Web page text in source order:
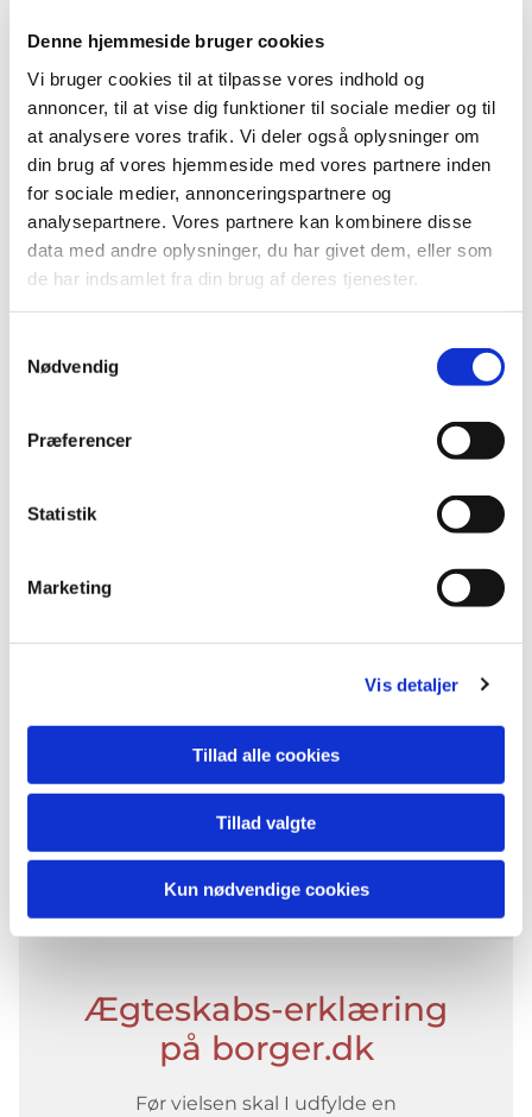
Denne hjemmeside bruger cookies
Vi bruger cookies til at tilpasse vores indhold og
annoncer, til at vise dig funktioner til sociale medier og til
at analysere vores trafik. Vi deler også oplysninger om
din brug af vores hjemmeside med vores partnere inden
for sociale medier, annonceringspartnere og
analysepartnere. Vores partnere kan kombinere disse
data med andre oplysninger, du har givet dem, eller som
de har indsamlet fra din brug af deres tjenester.
Nødvendig
Præferencer
Statistik
Marketing
Vis detaljer
Tillad alle cookies
Tillad valgte
Kun nødvendige cookies
Formular
Vi har brug for lidt information om jer.
præsten som skal vie jer vil kontakte jer.
Ægteskabs-erklæring
på borger.dk
Før vielsen skal I udfylde en